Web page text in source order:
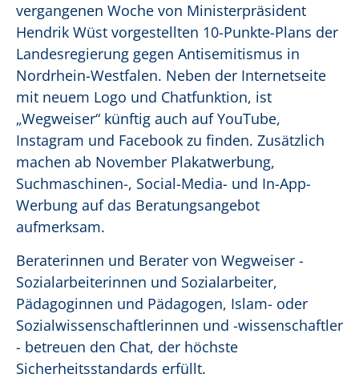
vergangenen Woche von Ministerpräsident
Hendrik Wüst vorgestellten 10-Punkte-Plans der
Landesregierung gegen Antisemitismus in
Nordrhein-Westfalen. Neben der Internetseite
mit neuem Logo und Chatfunktion, ist
„Wegweiser“ künftig auch auf YouTube,
Instagram und Facebook zu finden. Zusätzlich
machen ab November Plakatwerbung,
Suchmaschinen-, Social-Media- und In-App-
Werbung auf das Beratungsangebot
aufmerksam.
Beraterinnen und Berater von Wegweiser -
Sozialarbeiterinnen und Sozialarbeiter,
Pädagoginnen und Pädagogen, Islam- oder
Sozialwissenschaftlerinnen und -wissenschaftler
- betreuen den Chat, der höchste
Sicherheitsstandards erfüllt.